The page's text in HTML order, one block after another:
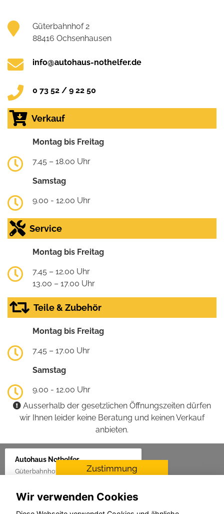
Güterbahnhof 2
88416 Ochsenhausen
info@autohaus-nothelfer.de
0 73 52 / 9 22 50
Verkauf
Montag bis Freitag
7.45 – 18.00 Uhr
Samstag
9.00 - 12.00 Uhr
Service
Montag bis Freitag
7.45 – 12.00 Uhr
13.00 – 17.00 Uhr
Teile & Zubehör
Montag bis Freitag
7.45 – 17.00 Uhr
Samstag
9.00 - 12.00 Uhr
Ausserhalb der gesetzlichen Öffnungszeiten dürfen
wir Ihnen leider keine Beratung und keinen Verkauf
anbieten.
Autohaus Nothelfer
Güterbahnhof 2, 88416 Ochsenhausen
Zustimmung
Für die Aktivierung der
Wir verwenden Cookies